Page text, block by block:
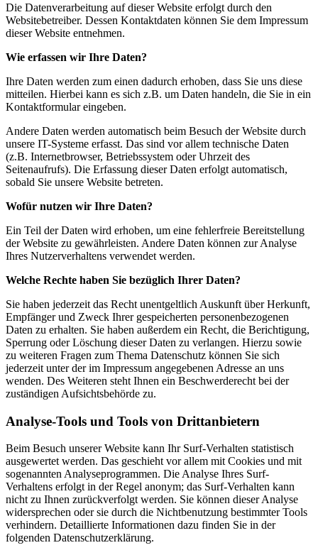
Die Datenverarbeitung auf dieser Website erfolgt durch den
Websitebetreiber. Dessen Kontaktdaten können Sie dem Impressum
dieser Website entnehmen.
Wie erfassen wir Ihre Daten?
Ihre Daten werden zum einen dadurch erhoben, dass Sie uns diese
mitteilen. Hierbei kann es sich z.B. um Daten handeln, die Sie in ein
Kontaktformular eingeben.
Andere Daten werden automatisch beim Besuch der Website durch
unsere IT-Systeme erfasst. Das sind vor allem technische Daten
(z.B. Internetbrowser, Betriebssystem oder Uhrzeit des
Seitenaufrufs). Die Erfassung dieser Daten erfolgt automatisch,
sobald Sie unsere Website betreten.
Wofür nutzen wir Ihre Daten?
Ein Teil der Daten wird erhoben, um eine fehlerfreie Bereitstellung
der Website zu gewährleisten. Andere Daten können zur Analyse
Ihres Nutzerverhaltens verwendet werden.
Welche Rechte haben Sie bezüglich Ihrer Daten?
Sie haben jederzeit das Recht unentgeltlich Auskunft über Herkunft,
Empfänger und Zweck Ihrer gespeicherten personenbezogenen
Daten zu erhalten. Sie haben außerdem ein Recht, die Berichtigung,
Sperrung oder Löschung dieser Daten zu verlangen. Hierzu sowie
zu weiteren Fragen zum Thema Datenschutz können Sie sich
jederzeit unter der im Impressum angegebenen Adresse an uns
wenden. Des Weiteren steht Ihnen ein Beschwerderecht bei der
zuständigen Aufsichtsbehörde zu.
Analyse-Tools und Tools von Drittanbietern
Beim Besuch unserer Website kann Ihr Surf-Verhalten statistisch
ausgewertet werden. Das geschieht vor allem mit Cookies und mit
sogenannten Analyseprogrammen. Die Analyse Ihres Surf-
Verhaltens erfolgt in der Regel anonym; das Surf-Verhalten kann
nicht zu Ihnen zurückverfolgt werden. Sie können dieser Analyse
widersprechen oder sie durch die Nichtbenutzung bestimmter Tools
verhindern. Detaillierte Informationen dazu finden Sie in der
folgenden Datenschutzerklärung.